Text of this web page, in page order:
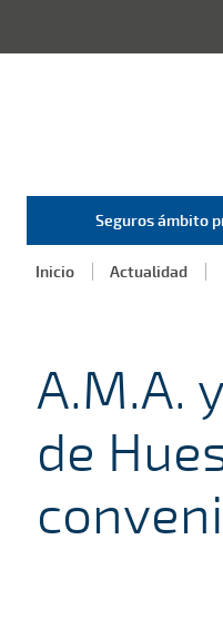
Seguros ámbito
Inicio Actualidad
A.M.A.
de